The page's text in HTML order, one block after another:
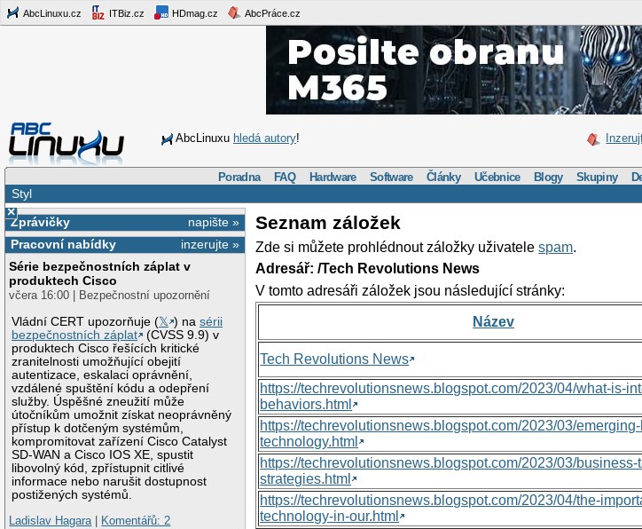
AbcLinuxu.cz ITBiz.cz HDmag.cz AbcPráce.cz
AbcLinuxu hledá autory!
Poradna FAQ Hardware Software Články Učebnice Blogy Skupiny
Styl
×
napište »
Zprávičky
inzerujte »
Pracovní nabídky
Série bezpečnostních záplat v
produktech Cisco
včera 16:00 | Bezpečnostní upozornění
Vládní CERT upozorňuje (𝕏 ) nasérii
bezpečnostních záplat
(CVSS 9.9) v
produktech Cisco řešících kritické
zranitelnosti umožňující obejití
autentizace, eskalaci oprávnění,
vzdálené spuštění kódu a odepření
služby. Úspěšné zneužití může
útočníkům umožnit získat neoprávněný
přístup k dotčeným systémům,
kompromitovat zařízení Cisco Catalyst
SD-WAN a Cisco IOS XE, spustit
libovolný kód, zpřístupnit citlivé
informace nebo narušit dostupnost
postižených systémů.
Ladislav Hagara| Komentářů: 2
Seznam záložek
Zde si můžete prohlédnout záložky uživatelespam.
Adresář: /Tech Revolutions News
V tomto adresáři záložek jsou následující stránky:
Název
Tech Revolutions News
https://techrevolutionsnews.blogspot.com/2023/04/what-is-
behaviors.html
https://techrevolutionsnews.blogspot.com/2023/03/
technology.html
https://techrevolutionsnews.blogspot.com/2023/03/business-
strategies.html
https://techrevolutionsnews.blogspot.com/2023/04/the-
technology-in-our.html